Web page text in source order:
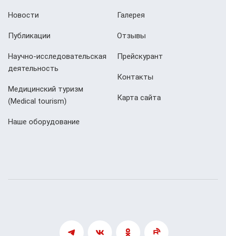
Новости
Публикации
Научно-исследовательская
деятельность
Медицинский туризм
(Мedical tourism)
Наше оборудование
Галерея
Отзывы
Прейскурант
Контакты
Карта сайта